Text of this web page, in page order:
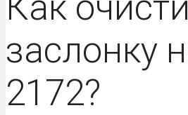
заслонку
2172?